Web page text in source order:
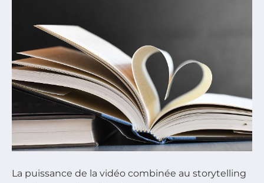
La puissance de la vidéo combinée au storytelling